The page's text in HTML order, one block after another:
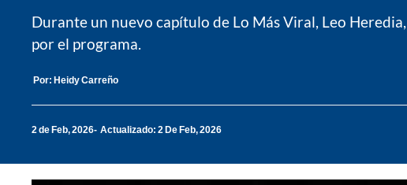
Durante un nuevo capítulo de Lo Más Viral, Leo
por el programa.
Por: Heidy Carreño
2 de Feb, 2026 Actualizado: 2 De Feb, 2026